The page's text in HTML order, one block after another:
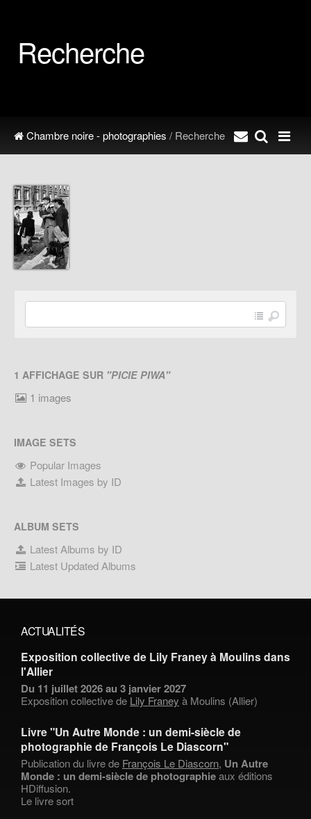
Recherche
Chambre noire - photographies / Recherche
1 AFFICHAGE SUR "PICIE PIWA"
1 images
IMAGE SETS
Popular Images
Latest Images by ID
ALBUM SETS
Latest Albums by ID
Latest Updated Albums
ACTUALITÉS
Exposition collective de Lily Franey à Moulins dans
l'Allier
Du 11 juillet 2026 au 3 janvier 2027
Exposition collective de Lily Franey à Moulins (Allier)
Livre "Un Autre Monde : un demi-siècle de
photographie de François Le Diascorn"
Publication du livre de François Le Diascorn, Un Autre
Monde : un demi-siècle de photographieaux éditions
HDiffusion.
Le livre sort